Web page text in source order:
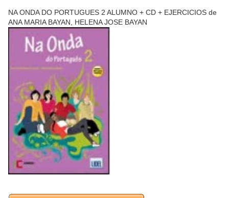
NA ONDA DO PORTUGUES 2 ALUMNO + CD + EJERCICIOS de
ANA MARIA BAYAN, HELENA JOSE BAYAN